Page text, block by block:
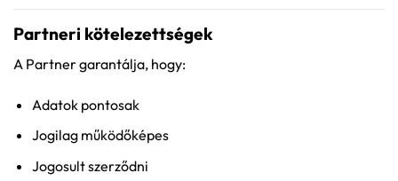
Partneri kötelezettségek
A Partner garantálja, hogy:
Adatok pontosak
Jogilag működőképes
Jogosult szerződni